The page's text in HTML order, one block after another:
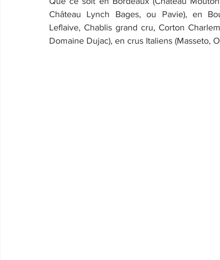
Château Lynch Bages, ou Pavie), en
Leflaive, Chablis grand cru, Corton
Domaine Dujac), en crus Italiens (Masseto,